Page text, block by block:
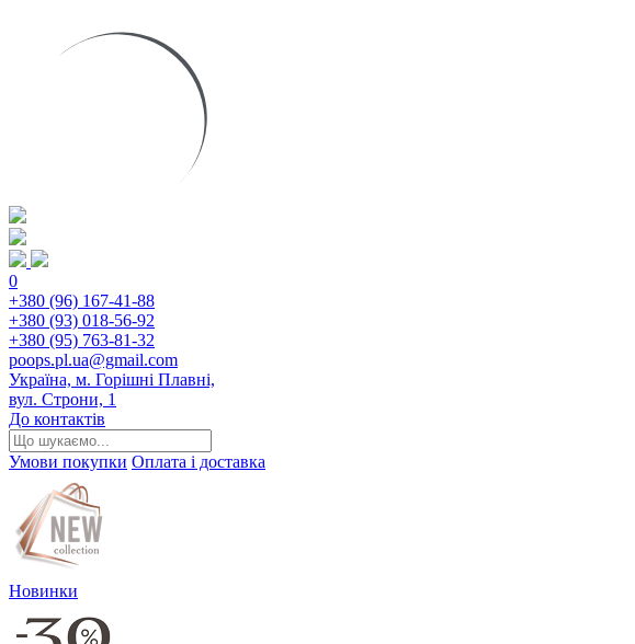
0
+380 (96) 167-41-88
+380 (93) 018-56-92
+380 (95) 763-81-32
poops.pl.ua@gmail.com
Україна, м. Горішні Плавні,
вул. Строни, 1
До контактів
Умови покупки Оплата і доставка
Новинки